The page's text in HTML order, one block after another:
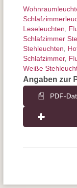
Leseleuchten
Schlafzimmer
Stehleuchten
Schlafzimmer,
Weiße
Angaben zur
PDF-